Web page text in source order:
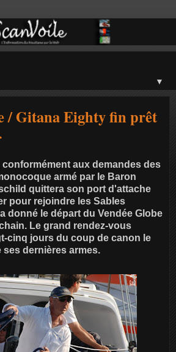
▼
/ Gitana Eighty fin prêt
conformément aux demandes des
armé par le Baron
quittera son port d'attache
pour rejoindre les Sables
donné le départ du Vendée Globe
Le grand rendez-vous
cinq jours du coup de canon le
ses dernières armes.